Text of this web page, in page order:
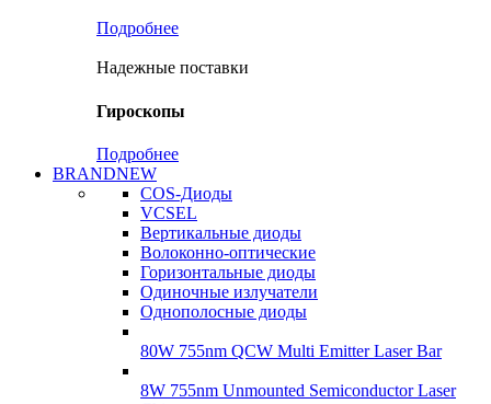
Подробнее
Надежные поставки
Гироскопы
Подробнее
BRANDNEW
COS-Диоды
VCSEL
Вертикальные диоды
Волоконно-оптические
Горизонтальные диоды
Одиночные излучатели
Однополосные диоды
80W 755nm QCW Multi Emitter Laser Bar
8W 755nm Unmounted Semiconductor Laser